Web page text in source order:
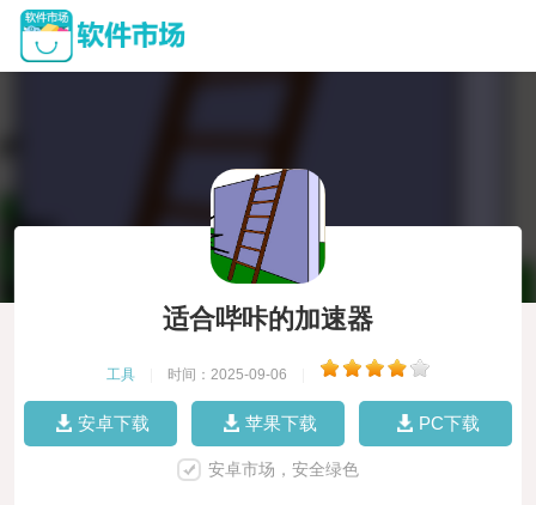
适合哔咔的加速器
工具 时间：2025-09-06
安卓下载 苹果下载 PC下载
安卓市场，安全绿色